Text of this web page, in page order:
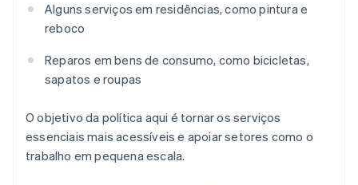
Alguns serviços em residências, como pintura e
reboco
Reparos em bens de consumo, como bicicletas,
sapatos e roupas
O objetivo da política aqui é tornar os serviços
essenciais mais acessíveis e apoiar setores como o
trabalho em pequena escala.